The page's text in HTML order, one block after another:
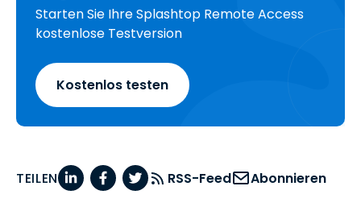
Starten Sie Ihre Splashtop Remote Access
kostenlose Testversion
Kostenlos testen
TEILEN RSS-Feed Abonnieren